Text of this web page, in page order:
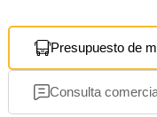
Presupuesto de
Consulta